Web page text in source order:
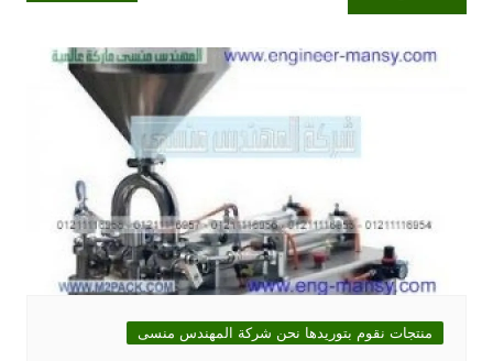
منتجات نقوم بتوريدها نحن شركة المهندس منسى